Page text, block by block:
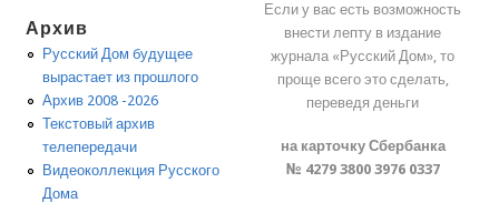
Архив
Русский Дом будущее
вырастает из прошлого
Архив 2008 -2026
Текстовый архив
телепередачи
Видеоколлекция Русского
Дома
Если у вас есть возможность
внести лепту в издание
журнала «Русский Дом», то
проще всего это сделать,
переведя деньги
на карточку Сбербанка
№ 4279 3800 3976 0337